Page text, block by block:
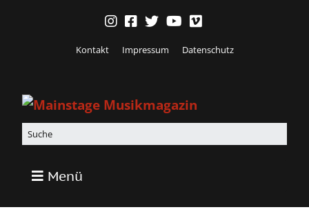
Kontakt Impressum Datenschutz
Menü